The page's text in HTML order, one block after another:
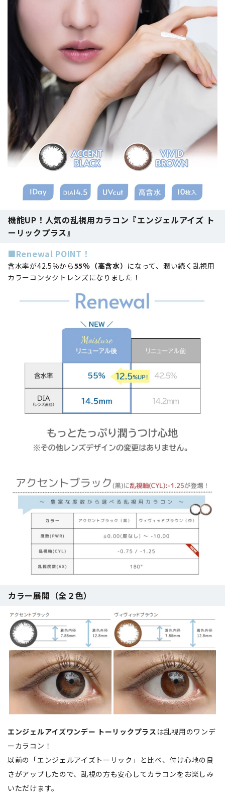
機能UP！人気の乱視用カラコン『エンジェルアイズ ト
ーリックプラス』
■Renewal POINT！
含水率が42.5％から55％（高含水） になって、潤い続く乱視用
カラーコンタクトレンズになりました！
カラー展開（全２色）
エンジェルアイズワンデー トーリックプラス は乱視用のワンデ
ーカラコン！
以前の「エンジェルアイズトーリック」と比べ、付け心地の良
さがアップしたので、乱視の方も安心してカラコンをお楽しみ
いただけます。